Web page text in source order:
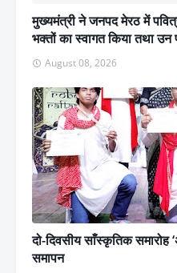
मुख्यमंत्री ने जनपद मेरठ में
भक्तों का स्वागत किया तथा उन
August 08, 2026
दो-दिवसीय साँस्कृतिक समारोह
समापन